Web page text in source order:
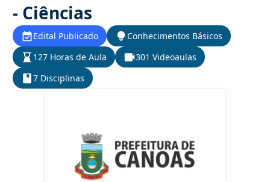
- Ciências
Edital Publicado
Conhecimentos Básicos
127 Horas de Aula
301 Videoaulas
7 Disciplinas